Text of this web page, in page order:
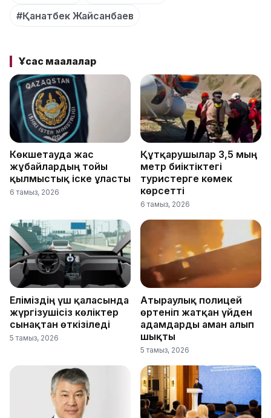
#Қанатбек Жайсанбаев
Ұқсас мақалалар
Көкшетауда жас
жұбайлардың тойы
қылмыстық іске ұласты
6 тамыз, 2026
Құтқарушылар 3,5 мың
метр биіктіктегі
туристерге көмек
көрсетті
6 тамыз, 2026
Еліміздің үш қаласында
жүргізушісіз көліктер
сынақтан өткізіледі
5 тамыз, 2026
Атыраулық полицей
өртеніп жатқан үйден
адамдарды аман алып
шықты
5 тамыз, 2026